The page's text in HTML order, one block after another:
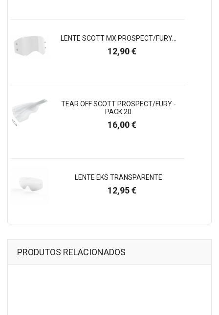
LENTE SCOTT MX PROSPECT/FURY...
Preço
12,90 €
TEAR OFF SCOTT PROSPECT/FURY -
PACK 20
Preço
16,00 €
LENTE EKS TRANSPARENTE
Preço
12,95 €
PRODUTOS RELACIONADOS